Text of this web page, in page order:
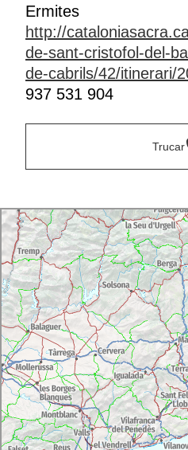
Ermites
http://
de-sant-cristofol-del-
de-cabrils/42/itinerari/
937 531 904
Trucar